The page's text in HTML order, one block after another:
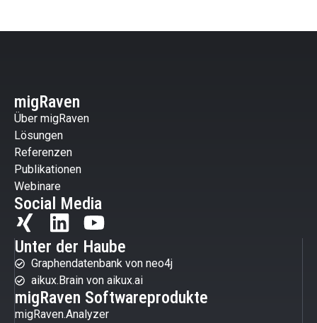
migRaven
Über migRaven
Lösungen
Referenzen
Publikationen
Webinare
Social Media
Unter der Haube
Graphendatenbank von neo4j
aikux.Brain von aikux.ai
migRaven Softwareprodukte
migRaven.Analyzer